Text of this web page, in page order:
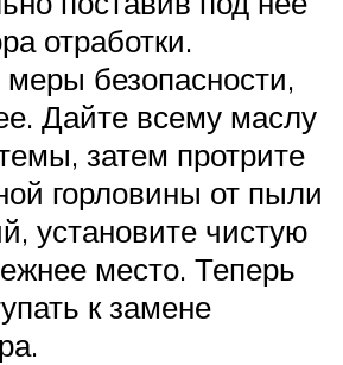
отработки.
безопасности,
Дайте всему маслу
затем протрите
горловины от пыли
установите чистую
место. Теперь
к замене